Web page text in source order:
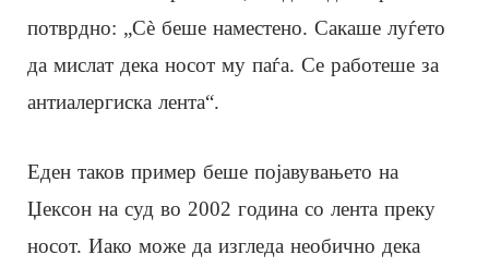
потврдно: „Сè беше наместено. Сакаше луѓето
да мислат дека носот му паѓа. Се работеше за
антиалергиска лента“.
Еден таков пример беше појавувањето на
Џексон на суд во 2002 година со лента преку
носот. Иако може да изгледа необично дека